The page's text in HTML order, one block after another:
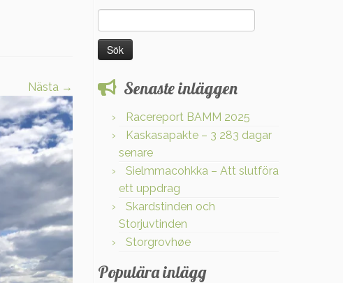
Nästa →
efter:
Senaste inläggen
Racereport BAMM 2025
Kaskasapakte – 3 283 dagar
senare
Sielmmacohkka – Att slutföra
ett uppdrag
Skardstinden och
Storjuvtinden
Storgrovhøe
Populära inlägg